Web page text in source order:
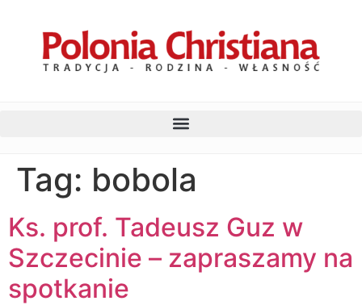
Tag: bobola
Ks. prof. Tadeusz Guz w
Szczecinie – zapraszamy na
spotkanie